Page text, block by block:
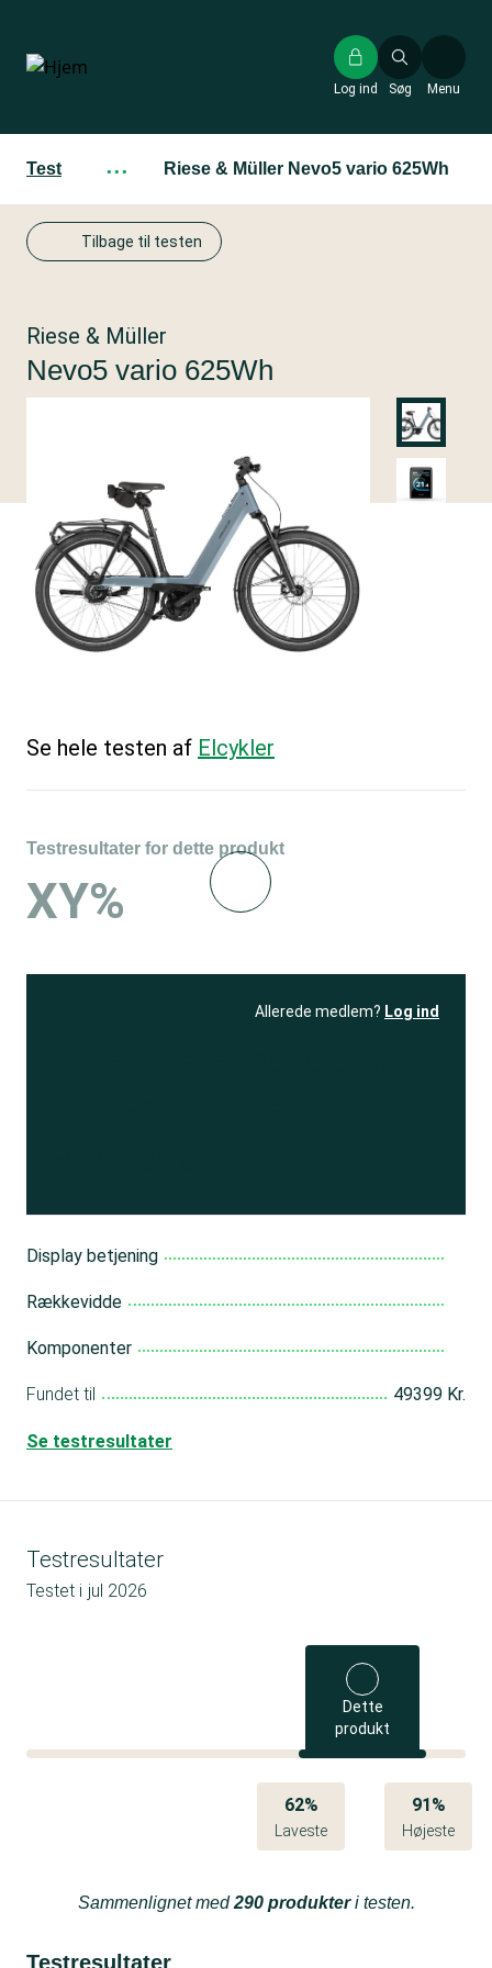
hovedindhold
Søg
Log ind Menu
Test ··· Riese & Müller Nevo5 vario 625Wh
Tilbage til testen
Riese & Müller
Nevo5 vario 625Wh
Se hele testen af Elcykler
Testresultater for dette produkt
XY%
Allerede medlem? Log ind
Display betjening
Rækkevidde
Komponenter
Fundet til 49399 Kr.
Se testresultater
Testresultater
Testet i jul 2026
Dette
produkt
62%
Laveste
91%
Højeste
Sammenlignet med290 produkteri testen.
Testresultater